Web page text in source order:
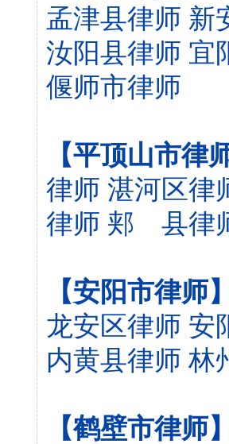
孟津县律师 新
汝阳县律师 宜
偃师市律师
【平顶山市律
律师 湛河区律
律师 郏 县律
【安阳市律师
龙安区律师 安
内黄县律师 林
【鹤壁市律师